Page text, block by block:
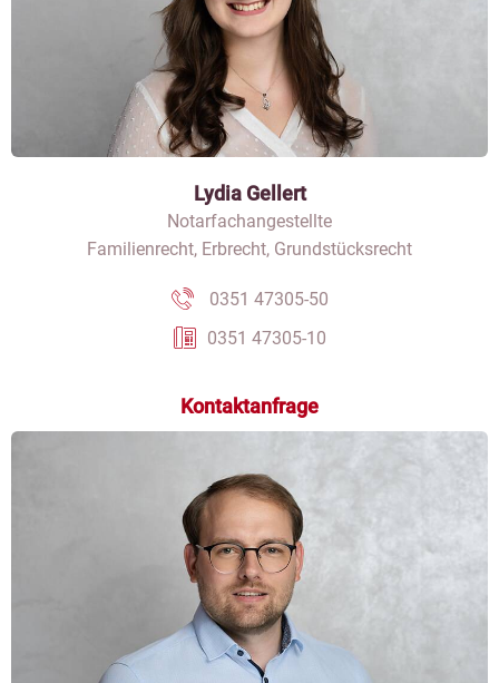
Lydia Gellert
Notarfachangestellte
Familienrecht, Erbrecht, Grundstücksrecht
0351 47305-50
0351 47305-10
Kontaktanfrage